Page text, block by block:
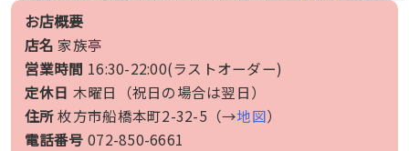
お店概要
店名 家族亭
営業時間 16:30-22:00(ラストオーダー)
定休日 木曜日（祝日の場合は翌日）
住所枚方市船橋本町2-32-5（→地図）
電話番号 072-850-6661